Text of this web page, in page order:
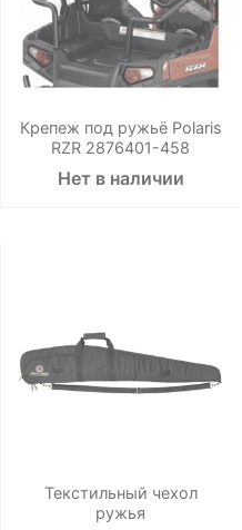
Крепеж под ружьё Polaris
RZR 2876401-458
Нет в наличии
Текстильный чехол
ружья